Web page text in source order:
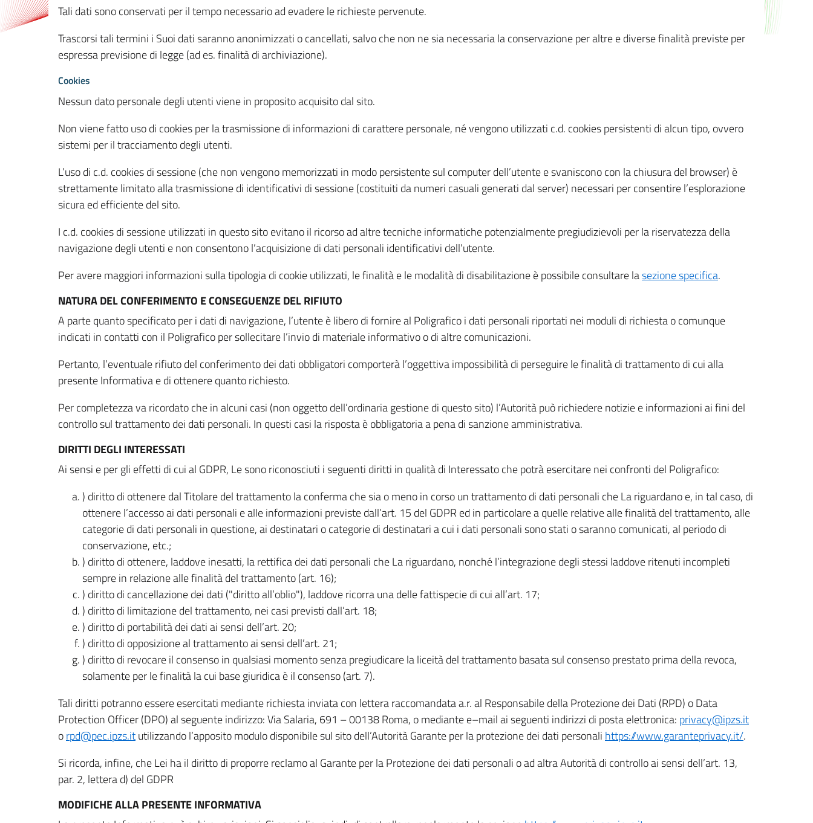
Tali dati sono conservati per il tempo necessario ad evadere le richieste pervenute.
Trascorsi tali termini i Suoi dati saranno anonimizzati o cancellati, salvo che non ne sia necessaria la conservazione per altre e diverse finalità previste per
espressa previsione di legge (ad es. finalità di archiviazione).
Cookies
Nessun dato personale degli utenti viene in proposito acquisito dal sito.
Non viene fatto uso di cookies per la trasmissione di informazioni di carattere personale, né vengono utilizzati c.d. cookies persistenti di alcun tipo, ovvero
sistemi per il tracciamento degli utenti.
L’uso di c.d. cookies di sessione (che non vengono memorizzati in modo persistente sul computer dell’utente e svaniscono con la chiusura del browser) è
strettamente limitato alla trasmissione di identificativi di sessione (costituiti da numeri casuali generati dal server) necessari per consentire l’esplorazione
sicura ed efficiente del sito.
I c.d. cookies di sessione utilizzati in questo sito evitano il ricorso ad altre tecniche informatiche potenzialmente pregiudizievoli per la riservatezza della
navigazione degli utenti e non consentono l’acquisizione di dati personali identificativi dell’utente.
Per avere maggiori informazioni sulla tipologia di cookie utilizzati, le finalità e le modalità di disabilitazione è possibile consultare lasezione specifica.
NATURA DEL CONFERIMENTO E CONSEGUENZE DEL RIFIUTO
A parte quanto specificato per i dati di navigazione, l’utente è libero di fornire al Poligrafico i dati personali riportati nei moduli di richiesta o comunque
indicati in contatti con il Poligrafico per sollecitare l’invio di materiale informativo o di altre comunicazioni.
Pertanto, l’eventuale rifiuto del conferimento dei dati obbligatori comporterà l’oggettiva impossibilità di perseguire le finalità di trattamento di cui alla
presente Informativa e di ottenere quanto richiesto.
Per completezza va ricordato che in alcuni casi (non oggetto dell’ordinaria gestione di questo sito) l’Autorità può richiedere notizie e informazioni ai fini del
controllo sul trattamento dei dati personali. In questi casi la risposta è obbligatoria a pena di sanzione amministrativa.
DIRITTI DEGLI INTERESSATI
Ai sensi e per gli effetti di cui al GDPR, Le sono riconosciuti i seguenti diritti in qualità di Interessato che potrà esercitare nei confronti del Poligrafico:
) diritto di ottenere dal Titolare del trattamento la conferma che sia o meno in corso un trattamento di dati personali che La riguardano e, in tal caso, di
ottenere l’accesso ai dati personali e alle informazioni previste dall’art. 15 del GDPR ed in particolare a quelle relative alle finalità del trattamento, alle
categorie di dati personali in questione, ai destinatari o categorie di destinatari a cui i dati personali sono stati o saranno comunicati, al periodo di
conservazione, etc.;
) diritto di ottenere, laddove inesatti, la rettifica dei dati personali che La riguardano, nonché l’integrazione degli stessi laddove ritenuti incompleti
sempre in relazione alle finalità del trattamento (art. 16);
) diritto di cancellazione dei dati ("diritto all’oblio"), laddove ricorra una delle fattispecie di cui all’art. 17;
) diritto di limitazione del trattamento, nei casi previsti dall’art. 18;
) diritto di portabilità dei dati ai sensi dell’art. 20;
) diritto di opposizione al trattamento ai sensi dell’art. 21;
) diritto di revocare il consenso in qualsiasi momento senza pregiudicare la liceità del trattamento basata sul consenso prestato prima della revoca,
solamente per le finalità la cui base giuridica è il consenso (art. 7).
Tali diritti potranno essere esercitati mediante richiesta inviata con lettera raccomandata a.r. al Responsabile della Protezione dei Dati (RPD) o Data
Protection Officer (DPO) al seguente indirizzo: Via Salaria, 691 – 00138 Roma, o mediante e–mail ai seguenti indirizzi di posta elettronica: privacy@ipzs.it
orpd@pec.ipzs.itutilizzando l’apposito modulo disponibile sul sito dell’Autorità Garante per la protezione dei dati personali https://www.garanteprivacy.it/.
Si ricorda, infine, che Lei ha il diritto di proporre reclamo al Garante per la Protezione dei dati personali o ad altra Autorità di controllo ai sensi dell’art. 13,
par. 2, lettera d) del GDPR
MODIFICHE ALLA PRESENTE INFORMATIVA